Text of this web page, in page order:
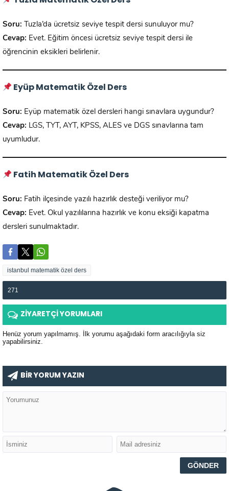
Soru: Tuzla’da ücretsiz seviye tespit dersi sunuluyor mu?
Cevap: Evet. Eğitim öncesi ücretsiz seviye tespit dersi ile
öğrencinin eksikleri belirlenir.
Eyüp Matematik Özel Ders
Soru: Eyüp matematik özel dersleri hangi sınavlara uygundur?
Cevap: LGS, TYT, AYT, KPSS, ALES ve DGS sınavlarına tam
uyumludur.
Fatih Matematik Özel Ders
Soru: Fatih ilçesinde yazılı hazırlık desteği veriliyor mu?
Cevap: Evet. Okul yazılılarına hazırlık ve konu eksiği kapatma
dersleri sunulmaktadır.
istanbul matematik özel ders
271
ZİYARETÇİ YORUMLARI
Henüz yorum yapılmamış. İlk yorumu aşağıdaki form aracılığıyla siz
yapabilirsiniz.
BİR YORUM YAZIN